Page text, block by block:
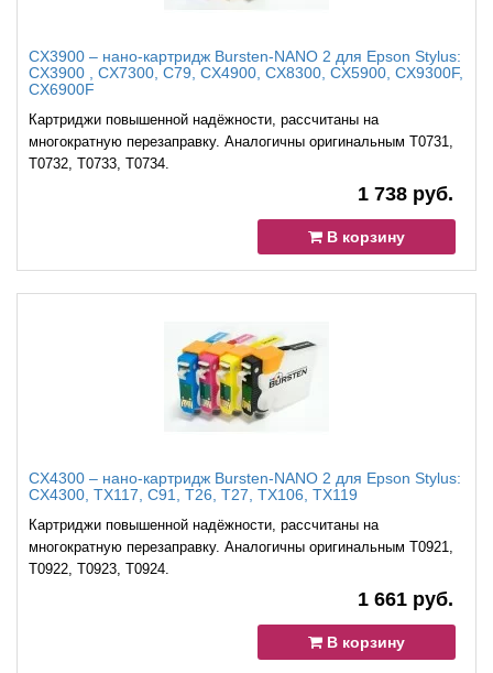
CX3900 – нано-картридж Bursten-NANO 2 для Epson Stylus:
CX3900 , CX7300, C79, CX4900, CX8300, CX5900, CX9300F,
CX6900F
Картриджи повышенной надёжности, рассчитаны на
многократную перезаправку. Аналогичны оригинальным T0731,
T0732, T0733, T0734.
1 738 руб.
В корзину
CX4300 – нано-картридж Bursten-NANO 2 для Epson Stylus:
CX4300, TX117, C91, T26, T27, TX106, TX119
Картриджи повышенной надёжности, рассчитаны на
многократную перезаправку. Аналогичны оригинальным T0921,
T0922, T0923, T0924.
1 661 руб.
В корзину